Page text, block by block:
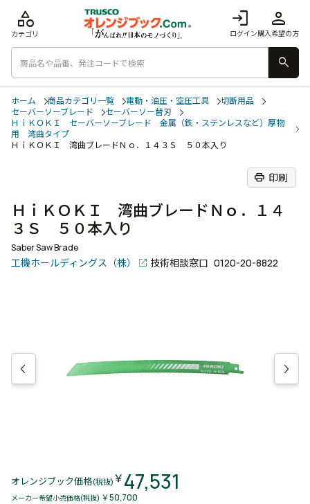
login
ログイン
person
購入希望の方
category
カテゴリ
search
ホーム 商品カテゴリ一覧 電動・油圧・空圧工具
切断用品
セーバーソーブレード
セーバーソー替刃
ＨｉＫＯＫＩ セーバーソーブレード 金属（鉄・ステンレスなど）厚物
用 湾曲タイプ
ＨｉＫＯＫＩ 湾曲ブレードＮｏ．１４３Ｓ ５０本入り
print 印刷
ＨｉＫＯＫＩ 湾曲ブレードＮｏ．１４
３Ｓ ５０本入り
Saber Saw Brade
工機ホールディングス（株） 技術相談窓口 0120-20-8822
オレンジブック価格(税抜) ￥47,531
メーカー希望小売価格(税抜) ￥50,700